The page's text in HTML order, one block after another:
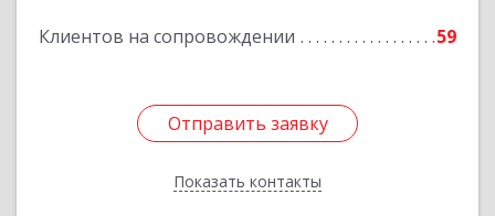
Клиентов на сопровождении 59
Отправить заявку
Показать контакты
Отправить заявку
Назад